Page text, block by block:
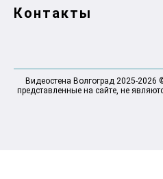
Контакты
Видеостена Волгоград 2025-
представленные на сайте, не